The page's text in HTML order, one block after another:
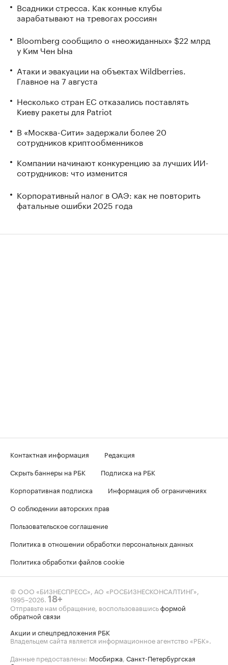
Всадники стресса. Как конные клубы
зарабатывают на тревогах россиян
Bloomberg сообщило о «неожиданных» $22 млрд
у Ким Чен Ына
Атаки и эвакуации на объектах Wildberries.
Главное на 7 августа
Несколько стран ЕС отказались поставлять
Киеву ракеты для Patriot
В «Москва-Сити» задержали более 20
сотрудников криптообменников
Компании начинают конкуренцию за лучших ИИ-
сотрудников: что изменится
Корпоративный налог в ОАЭ: как не повторить
фатальные ошибки 2025 года
Контактная информация
Редакция
Скрыть баннеры на РБК
Подписка на РБК
Корпоративная подписка
Информация об ограничениях
О соблюдении авторских прав
Пользовательское соглашение
Политика в отношении обработки персональных данных
Политика обработки файлов cookie
© ООО «БИЗНЕСПРЕСС», АО «РОСБИЗНЕСКОНСАЛТИНГ»,
1995–2026 18+
Отправьте нам обращение, воспользовавшисьформой
обратной связи
Акции и спецпредложения РБК
Владельцем сайта является информационное агентство «РБК».
Данные предоставлены: Мосбиржа Санкт-Петербургская